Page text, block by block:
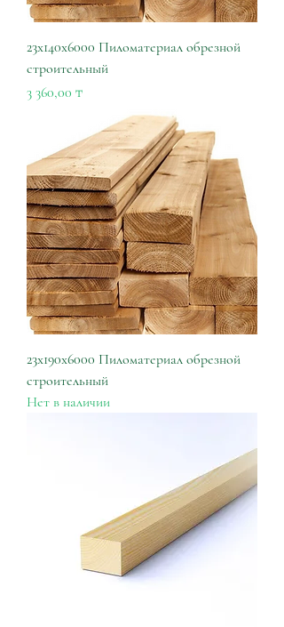
23х140х6000 Пиломатериал обрезной
строительный
Цена
3 360,00 ₸
23х190х6000 Пиломатериал обрезной
строительный
Нет в наличии